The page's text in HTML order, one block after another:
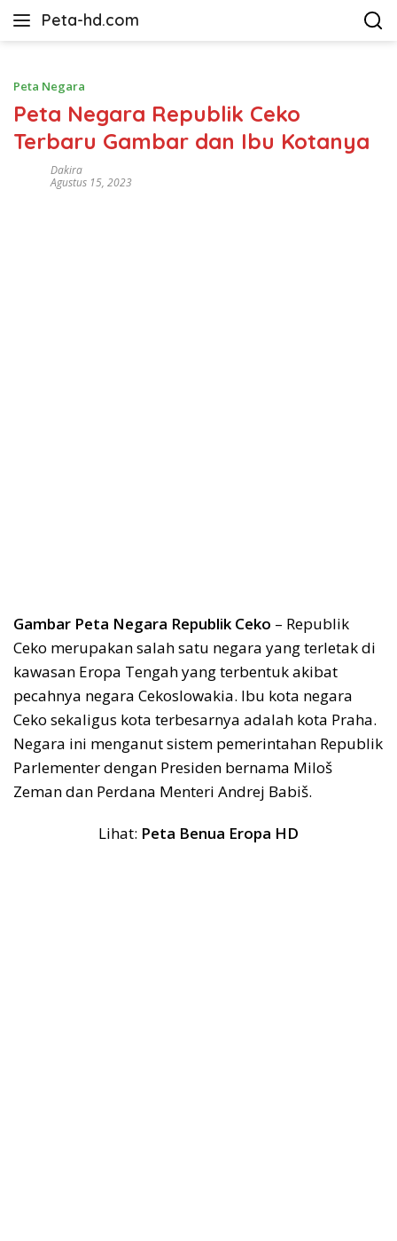
Peta-hd.com
Kumpulan
HD
Peta Negara
Peta Negara Republik Ceko
Terbaru Gambar dan Ibu Kotanya
Dakira
Agustus 15, 2023
Gambar Peta Negara Republik Ceko – Republik
Ceko merupakan salah satu negara yang terletak di
kawasan Eropa Tengah yang terbentuk akibat
pecahnya negara Cekoslowakia. Ibu kota negara
Ceko sekaligus kota terbesarnya adalah kota Praha.
Negara ini menganut sistem pemerintahan Republik
Parlementer dengan Presiden bernama Miloš
Zeman dan Perdana Menteri Andrej Babiš.
Lihat: Peta Benua Eropa HD